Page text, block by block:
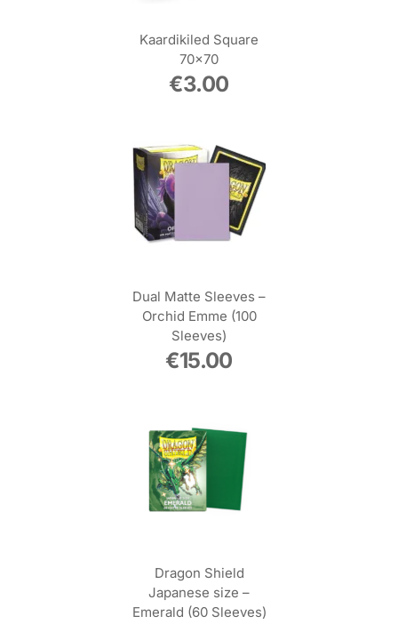
Kaardikiled Square
70×70
€3.00
Dual Matte Sleeves –
Orchid Emme (100
Sleeves)
€15.00
Dragon Shield
Japanese size –
Emerald (60 Sleeves)